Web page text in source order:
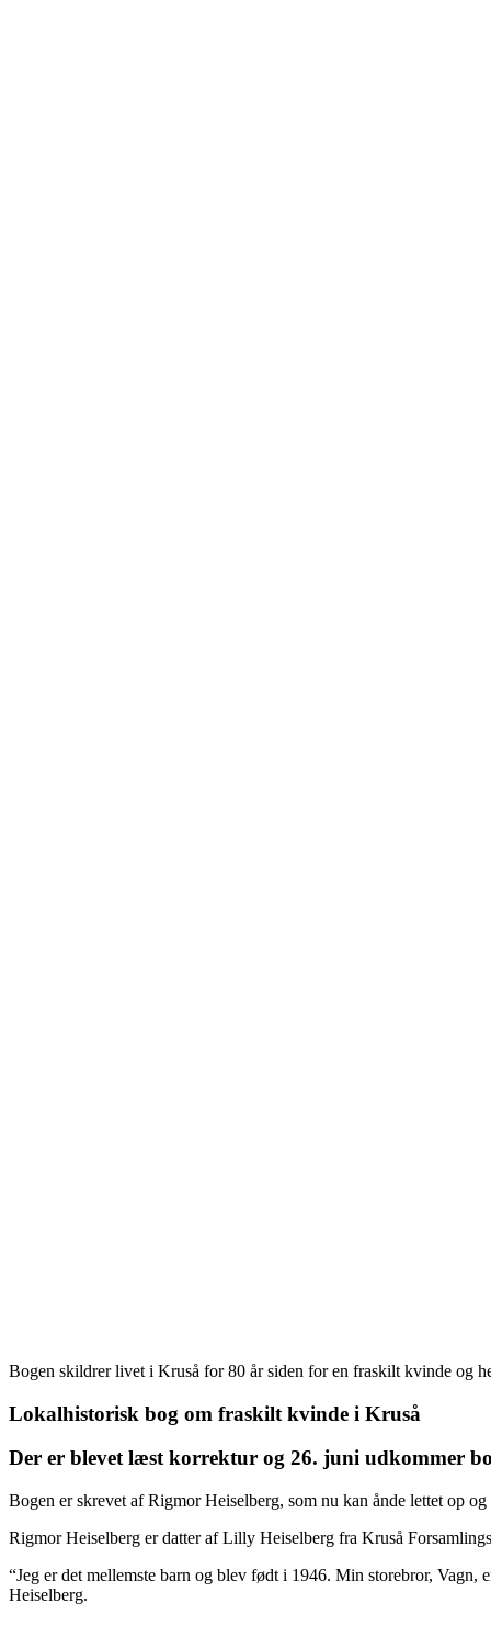
Bogen skildrer livet i Kruså for 80 år siden for en fraskilt kvinde og
Lokalhistorisk bog om fraskilt kvinde i Kruså
Der er blevet læst korrektur og 26. juni udkommer
Bogen er skrevet af Rigmor Heiselberg, som nu kan ånde lettet op
Rigmor Heiselberg er datter af Lilly Heiselberg fra Kruså
“Jeg er det mellemste barn og blev født i 1946. Min storebror,
Heiselberg.